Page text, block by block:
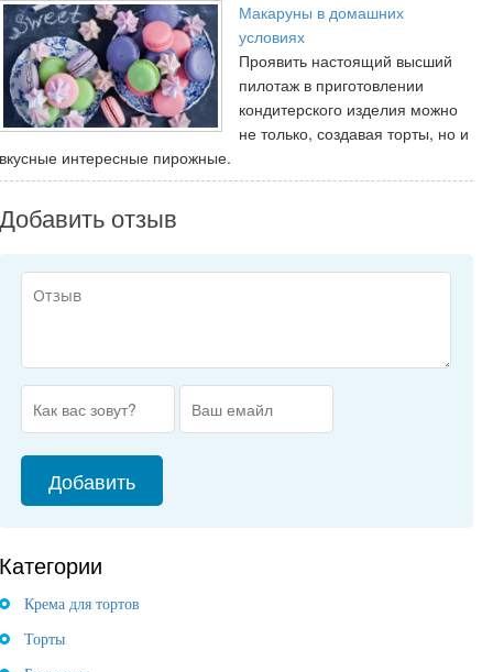
Макаруны в домашних
условиях
Проявить настоящий высший
пилотаж в приготовлении
кондитерского изделия можно
не только, создавая торты, но и
вкусные интересные пирожные.
Добавить отзыв
Категории
Крема для тортов
Торты